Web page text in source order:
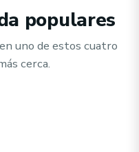
populares
uno de estos cuatro
cerca.